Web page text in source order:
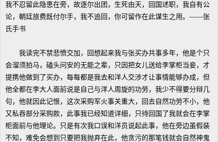
我不忍留此隐患在旁，故逐尔出团，生死由天，回国述职，我自有公
论，朝廷旅费既付尔手，我不追回，你可留作在此谋生之用。——张
氏手书
我读完不禁悲愤交加，回想起来我与张买办共事多年，他是个只
会溜须拍马，磕头问安的无能之辈，只因把女儿送给李掌柜当妾，才
提携他做到了买办，每每都是我去和洋人交涉才让事情能够办成，但
他全都在李大人面前说是自己与洋人周旋的功劳，我少不得要分辩几
句，他就因此记恨，这次采购军火事关重大，回去自然功劳不小，他
又私吞部分采购款，此事我已经知道详细，只待回国了我就会在李掌
柜面前与他理论。只是有次我口误和洋员说起此事，他在旁边虽假装
不知，难免会想到只要把我抛弃在此，他贪污的那笔钱就会自然神鬼